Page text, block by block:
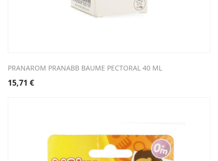
PRANAROM PRANABB BAUME PECTORAL 40 ML
15,71 €